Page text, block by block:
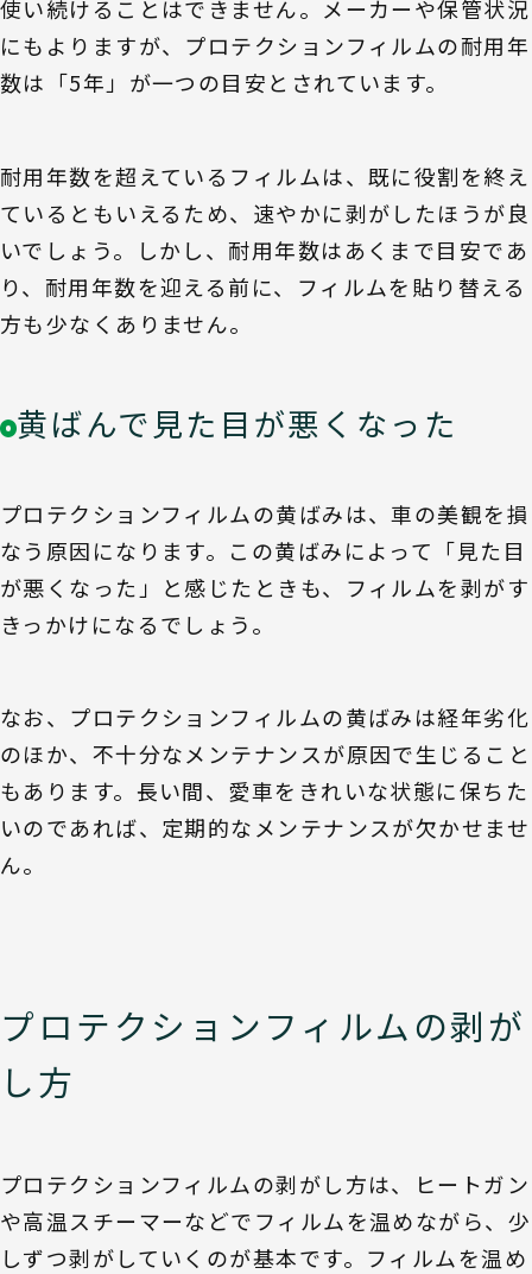
使い続けることはできません。メーカーや保管状況
にもよりますが、プロテクションフィルムの耐用年
数は「5年」が一つの目安とされています。
耐用年数を超えているフィルムは、既に役割を終え
ているともいえるため、速やかに剥がしたほうが良
いでしょう。しかし、耐用年数はあくまで目安であ
り、耐用年数を迎える前に、フィルムを貼り替える
方も少なくありません。
黄ばんで見た目が悪くなった
プロテクションフィルムの黄ばみは、車の美観を損
なう原因になります。この黄ばみによって「見た目
が悪くなった」と感じたときも、フィルムを剥がす
きっかけになるでしょう。
なお、プロテクションフィルムの黄ばみは経年劣化
のほか、不十分なメンテナンスが原因で生じること
もあります。長い間、愛車をきれいな状態に保ちた
いのであれば、定期的なメンテナンスが欠かせませ
ん。
プロテクションフィルムの剥が
し方
プロテクションフィルムの剥がし方は、ヒートガン
や高温スチーマーなどでフィルムを温めながら、少
しずつ剥がしていくのが基本です。フィルムを温め